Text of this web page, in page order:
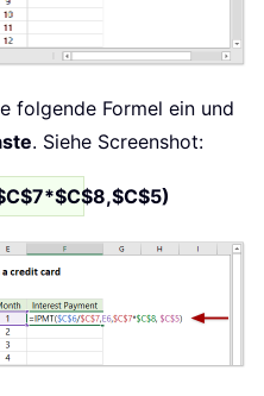
folgende Formel ein und
. Siehe Screenshot: